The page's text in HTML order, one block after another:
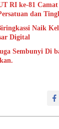
RI ke-81
dan
Naik
Digital
Sembunyi Di